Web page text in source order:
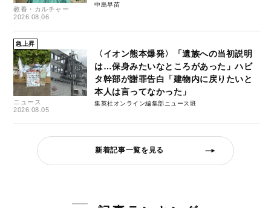
教養・カルチャー
2026.08.06
中島早苗
急上昇
ニュース
2026.08.05
〈イオン熊本爆発〉「遺族への当初説明
は…保身みたいなところがあった」ハビ
タ幹部が謝罪告白「建物内に戻りたいと
本人は言ってなかった」
集英社オンライン編集部ニュース班
新着記事一覧を見る